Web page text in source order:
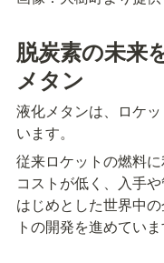
脱炭素の未来
メタン
液化メタンは、ロケ
います。
従来ロケットの燃料
コストが低く、入手
はじめとした世界中
トの開発を進めていま